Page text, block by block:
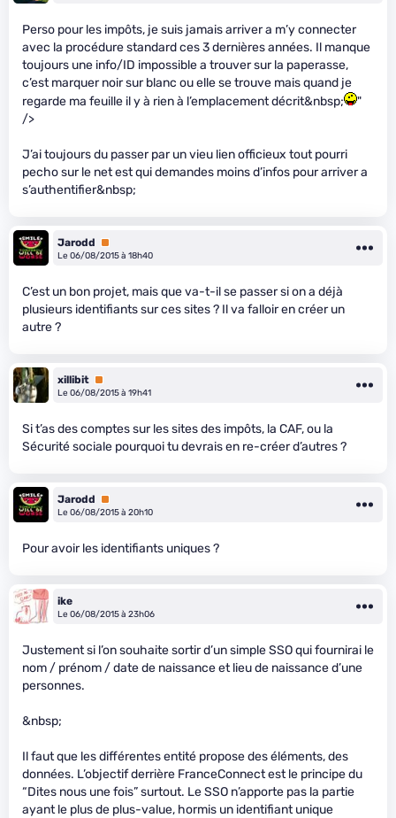
Perso pour les impôts, je suis jamais arriver a m’y connecter
avec la procédure standard ces 3 dernières années. Il manque
toujours une info/ID impossible a trouver sur la paperasse,
c’est marquer noir sur blanc ou elle se trouve mais quand je
regarde ma feuille il y à rien à l’emplacement décrit&nbsp;
"
/>
J’ai toujours du passer par un vieu lien officieux tout pourri
pecho sur le net est qui demandes moins d’infos pour arriver a
s’authentifier&nbsp;
Jarodd
Premium
Le 06/08/2015 à 18h40
C’est un bon projet, mais que va-t-il se passer si on a déjà
plusieurs identifiants sur ces sites ? Il va falloir en créer un
autre ?
xillibit Premium
Le 06/08/2015 à 19h41
Si t’as des comptes sur les sites des impôts, la CAF, ou la
Sécurité sociale pourquoi tu devrais en re-créer d’autres ?
Jarodd
Premium
Le 06/08/2015 à 20h10
Pour avoir les identifiants uniques ?
ike
Le 06/08/2015 à 23h06
Justement si l’on souhaite sortir d’un simple SSO qui fournirai le
nom / prénom / date de naissance et lieu de naissance d’une
personnes.
&nbsp;
Il faut que les différentes entité propose des éléments, des
données. L’objectif derrière FranceConnect est le principe du
“Dites nous une fois” surtout. Le SSO n’apporte pas la partie
ayant le plus de plus-value, hormis un identifiant unique